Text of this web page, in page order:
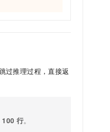
过推理过程，直接返
100 行。